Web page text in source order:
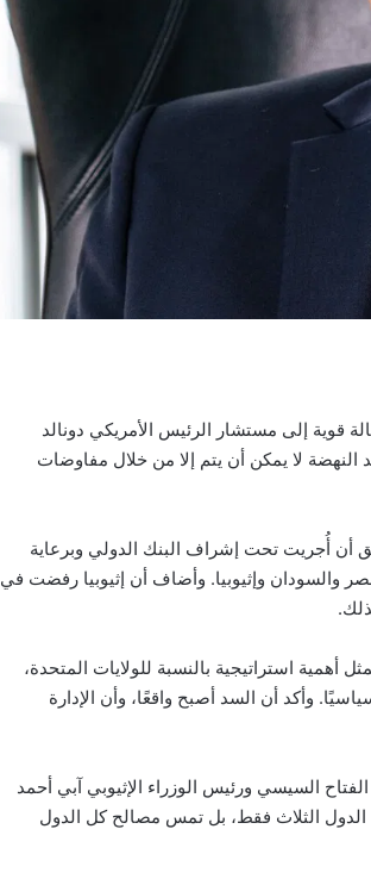
قوية إلى مستشار الرئيس الأمريكي دونالد
لا يمكن أن يتم إلا من خلال مفاوضات
أُجريت تحت إشراف البنك الدولي وبرعاية
والسودان وإثيوبيا. وأضاف أن إثيوبيا رفضت في
استراتيجية بالنسبة للولايات المتحدة،
وأكد أن السد أصبح واقعًا، وأن الإدارة
السيسي ورئيس الوزراء الإثيوبي آبي أحمد
الثلاث فقط، بل تمس مصالح كل الدول